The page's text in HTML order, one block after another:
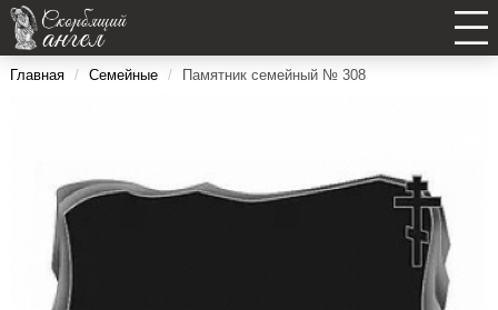
Главная / Семейные / Памятник семейный № 308